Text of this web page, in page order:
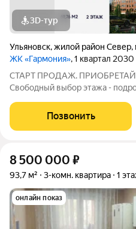
3D-тур
Ульяновск,жилой район Север,
ЖК «Гармония», 1 квартал 2030
СТАРТ ПРОДАЖ.
Свободный выбор этажа -
для большой семьи, где
отдельные комнаты для детей и
Позвонить
8 500 000 ₽
93,7 м² 3-комн. квартира 1
онлайн показ